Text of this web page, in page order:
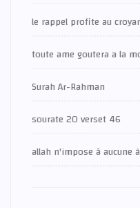
le rappel profite au
toute ame goutera a la
Surah Ar-Rahman
sourate 20 verset 46
allah n'impose à aucune